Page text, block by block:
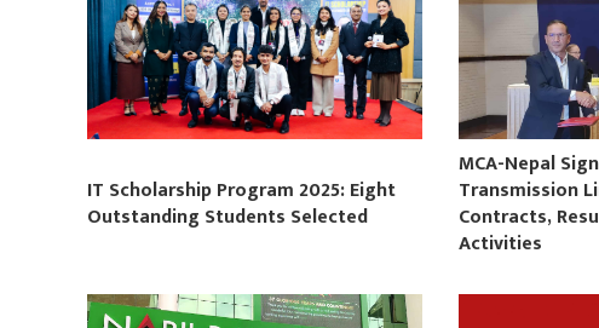
IT Scholarship Program 2025: Eight
Outstanding Students Selected
MCA-Nepal
Transmission
Contracts,
Activities